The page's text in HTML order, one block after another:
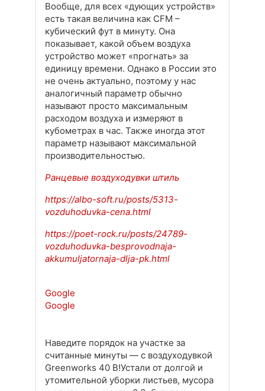
Вообще, для всех «дующих устройств»
есть такая величина как CFM –
кубический фут в минуту. Она
показывает, какой объем воздуха
устройство может «прогнать» за
единицу времени. Однако в России это
не очень актуально, поэтому у нас
аналогичный параметр обычно
называют просто максимальным
расходом воздуха и измеряют в
кубометрах в час. Также иногда этот
параметр называют максимальной
производительностью.
Ранцевые воздуходувки штиль
https://albo-soft.ru/posts/5313-
vozduhoduvka-cena.html
https://poet-rock.ru/posts/24789-
vozduhoduvka-besprovodnaja-
akkumuljatornaja-dlja-pk.html
Google
Google
Наведите порядок на участке за
считанные минуты — с воздуходувкой
Greenworks 40 В!Устали от долгой и
утомительной уборки листьев, мусора